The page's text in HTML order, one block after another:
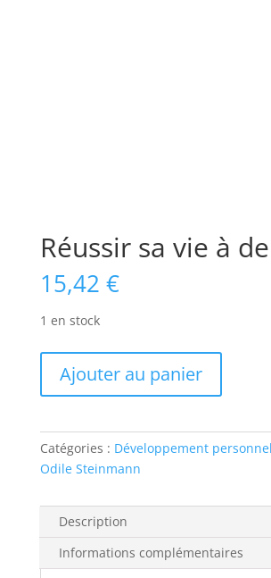
Réussir sa vie à
15,42 €
1 en stock
Réussir
vie
à
Ajouter au panier
Catégories : Développement personnel
Odile Steinmann
Description
Informations complémentaires